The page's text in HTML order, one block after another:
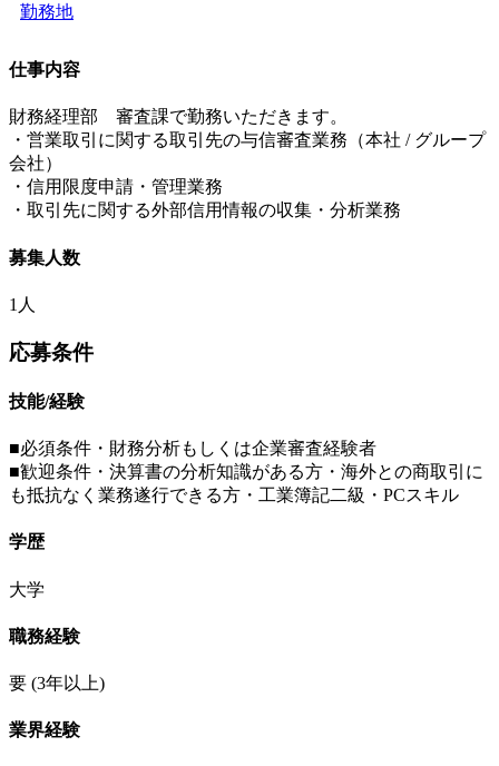
勤務地
仕事内容
財務経理部 審査課で勤務いただきます。
・営業取引に関する取引先の与信審査業務（本社 / グループ
会社）
・信用限度申請・管理業務
・取引先に関する外部信用情報の収集・分析業務
募集人数
1人
応募条件
技能/経験
■必須条件・財務分析もしくは企業審査経験者
■歓迎条件・決算書の分析知識がある方・海外との商取引に
も抵抗なく業務遂行できる方・工業簿記二級・PCスキル
学歴
大学
職務経験
要 (3年以上)
業界経験